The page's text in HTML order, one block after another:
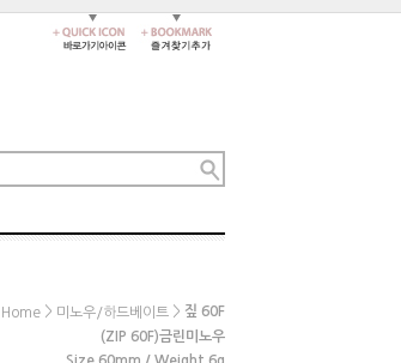
Home > 미노우/하드베이트 > 짚 60F
(ZIP 60F)금린미노우